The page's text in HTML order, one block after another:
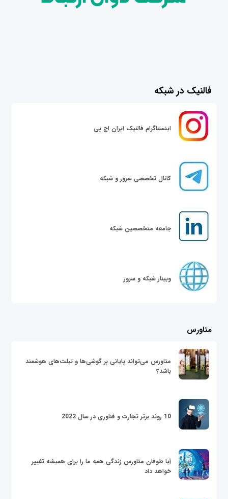
فالنیک در شبکه
اینستاگرام فالنیک ایران اچ پی
کانال تخصصی سرور و شبکه
جامعه متخصصین شبکه
وبینار شبکه و سرور
متاورس
متاورس می‌تواند پایانی بر گوشی‌ها و تبلت‌های هوشمند
باشد؟
10 روند برتر تجارت و فناوری در سال 2022
آیا طوفان متاورس زندگی همه ما را برای همیشه تغییر
خواهد داد